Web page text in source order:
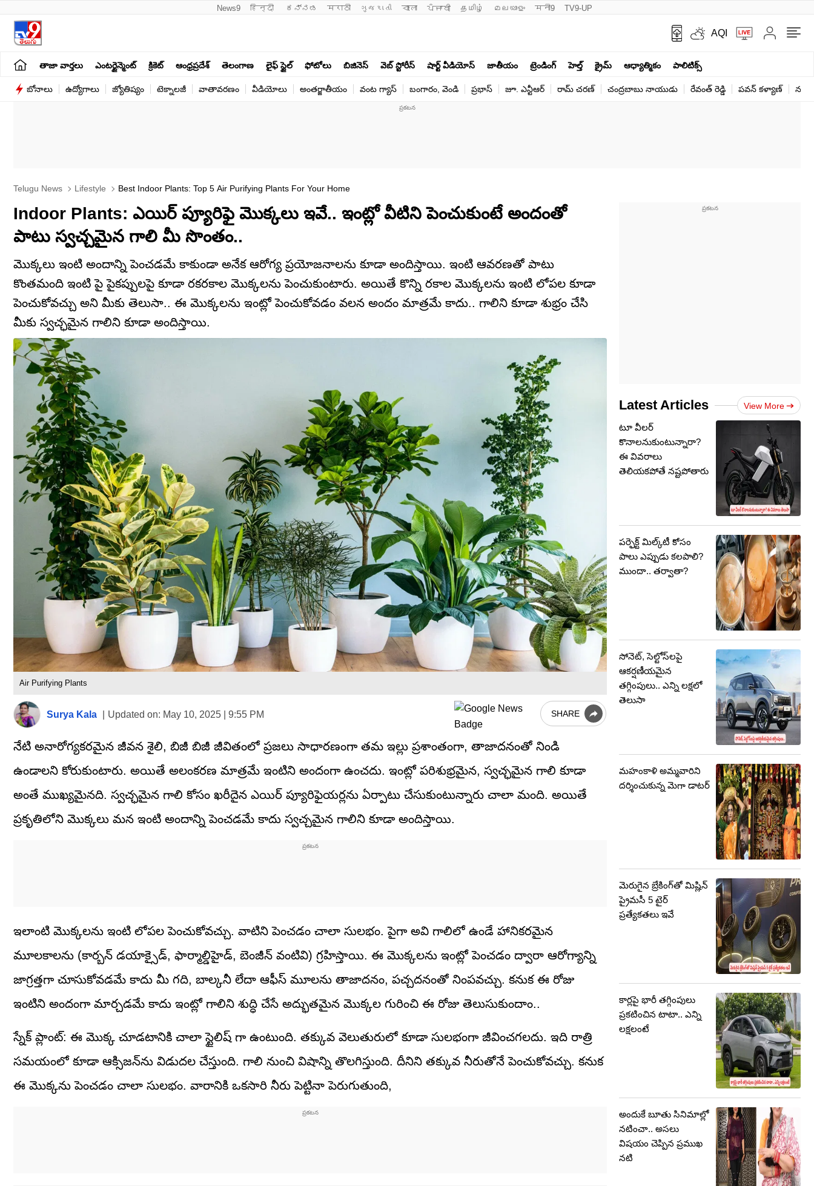
News9 हिन्दी ಕನ್ನಡ मराठी ગુજરાતી বাংলা ਪੰਜਾਬੀ தமிழ் മലയാളം मनी9 TV9-UP
AQI
తాజా వార్తలు ఎంటర్టైన్మెంట్ క్రికెట్ ఆంధ్రప్రదేశ్ తెలంగాణ లైఫ్ స్టైల్ ఫోటోలు బిజినెస్ వెబ్ స్టోరీస్ షార్ట్ వీడియోస్ జాతీయం ట్రెండింగ్ హెల్త్‌ క్రైమ్ ఆధ్యాత్మికం పాలిటిక్స్‌
బోనాలు ఉద్యోగాలు జ్యోతిష్యం టెక్నాలజీ వాతావరణం వీడియోలు అంతర్జాతీయం వంట గ్యాస్ బంగారం, వెండి ప్రభాస్ జూ. ఎన్టీఆర్ రామ్ చ‌ర‌ణ్‌ చంద్రబాబు నాయుడు రేవంత్ రెడ్డి పవన్ కళ్యాణ్
Telugu News Lifestyle Best Indoor Plants: Top 5 Air Purifying Plants For Your Home
Indoor Plants: ఎయిర్ ప్యూరిఫై మొక్కలు ఇవే.. ఇంట్లో వీటిని పెంచుకుంటే అందంతో
పాటు స్వచ్చమైన గాలి మీ సొంతం..
మొక్కలు ఇంటి అందాన్ని పెంచడమే కాకుండా అనేక ఆరోగ్య ప్రయోజనాలను కూడా అందిస్తాయి. ఇంటి ఆవరణతో పాటు
కొంతమంది ఇంటి పై పైకప్పులపై కూడా రకరకాల మొక్కలను పెంచుకుంటారు. అయితే కొన్ని రకాల మొక్కలను ఇంటి లోపల కూడా
పెంచుకోవచ్చు అని మీకు తెలుసా.. ఈ మొక్కలను ఇంట్లో పెంచుకోవడం వలన అందం మాత్రమే కాదు.. గాలిని కూడా శుభ్రం చేసి
మీకు స్వచ్ఛమైన గాలిని కూడా అందిస్తాయి.
Air Purifying Plants
Surya Kala Updated on: May 10, 2025 | 9:55 PM SHARE
నేటి అనారోగ్యకరమైన జీవన శైలి, బిజీ బిజీ జీవితంలో ప్రజలు సాధారణంగా తమ ఇల్లు ప్రశాంతంగా, తాజాదనంతో నిండి
ఉండాలని కోరుకుంటారు. అయితే అలంకరణ మాత్రమే ఇంటిని అందంగా ఉంచదు. ఇంట్లో పరిశుభ్రమైన, స్వచ్ఛమైన గాలి కూడా
అంతే ముఖ్యమైనది. స్వచ్ఛమైన గాలి కోసం ఖరీదైన ఎయిర్ ప్యూరిఫైయర్లను ఏర్పాటు చేసుకుంటున్నారు చాలా మంది. అయితే
ప్రకృతిలోని మొక్కలు మన ఇంటి అందాన్ని పెంచడమే కాదు స్వచ్చమైన గాలిని కూడా అందిస్తాయి.
ఇలాంటి మొక్కలను ఇంటి లోపల పెంచుకోవచ్చు. వాటిని పెంచడం చాలా సులభం. పైగా అవి గాలిలో ఉండే హానికరమైన
మూలకాలను (కార్బన్ డయాక్సైడ్, ఫార్మాల్డిహైడ్, బెంజీన్ వంటివి) గ్రహిస్తాయి. ఈ మొక్కలను ఇంట్లో పెంచడం ద్వారా ఆరోగ్యాన్ని
జాగ్రత్తగా చూసుకోవడమే కాదు మీ గది, బాల్కనీ లేదా ఆఫీస్ మూలను తాజాదనం, పచ్చదనంతో నింపవచ్చు. కనుక ఈ రోజు
ఇంటిని అందంగా మార్చడమే కాదు ఇంట్లో గాలిని శుద్ధి చేసే అద్భుతమైన మొక్కల గురించి ఈ రోజు తెలుసుకుందాం..
స్నేక్ ప్లాంట్: ఈ మొక్క చూడటానికి చాలా స్టైలిష్ గా ఉంటుంది. తక్కువ వెలుతురులో కూడా సులభంగా జీవించగలదు. ఇది రాత్రి
సమయంలో కూడా ఆక్సిజన్‌ను విడుదల చేస్తుంది. గాలి నుంచి విషాన్ని తొలగిస్తుంది. దీనిని తక్కువ నీరుతోనే పెంచుకోవచ్చు. కనుక
ఈ మొక్కను పెంచడం చాలా సులభం. వారానికి ఒకసారి నీరు పెట్టినా పెరుగుతుంది,
Latest Articles View More
టూ వీలర్
కొనాలనుకుంటున్నారా?
ఈ వివరాలు
తెలియకపోతే నష్టపోతారు
పర్ఫెక్ట్ మిల్క్‌టీ కోసం
పాలు ఎప్పుడు కలపాలి?
ముందా.. తర్వాతా?
సోనెట్, సెల్టోస్‌లపై
ఆకర్షణీయమైన
తగ్గింపులు.. ఎన్ని లక్షలో
తెలుసా
మహంకాళి అమ్మవారిని
దర్శించుకున్న మెగా డాటర్
మెరుగైన బ్రేకింగ్‌తో మిష్లిన్
ప్రైమసీ 5 టైర్
ప్రత్యేకతలు ఇవే
కార్లపై భారీ తగ్గింపులు
ప్రకటించిన టాటా.. ఎన్ని
లక్షలంటే
అందుకే బూతు సినిమాల్లో
నటించా.. అసలు
విషయం చెప్పిన ప్రముఖ
నటి